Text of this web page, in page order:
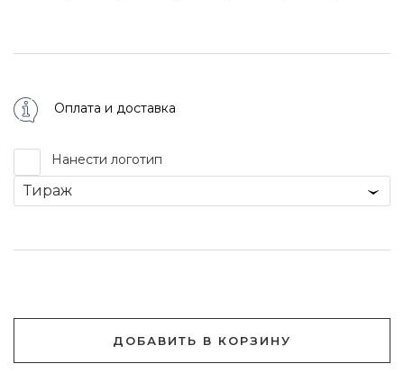
Оплата и доставка
Нанести логотип
Тираж
ДОБАВИТЬ В КОРЗИНУ